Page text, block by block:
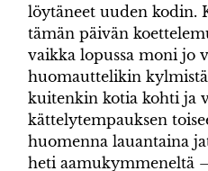
löytäneet uuden kodin.
tämän päivän
vaikka lopussa moni jo
huomauttelikin
kuitenkin kotia kohti ja
kättelytempauksen
huomenna lauantaina
heti aamukymmeneltä